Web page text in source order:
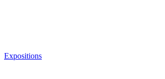
Expositions